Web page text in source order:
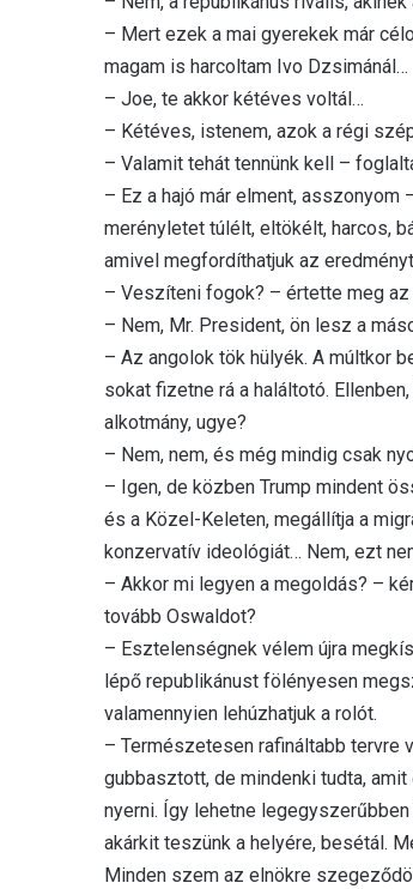
– Mert ezek a mai gyerekek már
magam is harcoltam Ivo Dzsimánál…
– Joe, te akkor kétéves voltál…
– Kétéves, istenem, azok a régi
– Valamit tehát tennünk kell –
– Ez a hajó már elment,
merényletet túlélt, eltökélt, harcos,
amivel megfordíthatjuk az
– Veszíteni fogok? – értette meg az
– Nem, Mr. President, ön lesz a
– Az angolok tök hülyék. A múltkor
sokat fizetne rá a haláltotó.
alkotmány, ugye?
– Nem, nem, és még mindig csak
– Igen, de közben Trump mindent
és a Közel-Keleten, megállítja a
konzervatív ideológiát… Nem, ezt
– Akkor mi legyen a megoldás? –
tovább Oswaldot?
– Esztelenségnek vélem újra
lépő republikánust fölényesen
valamennyien lehúzhatjuk a rolót.
– Természetesen rafináltabb tervre
gubbasztott, de mindenki tudta,
nyerni. Így lehetne
akárkit teszünk a helyére, besétál.
Minden szem az elnökre